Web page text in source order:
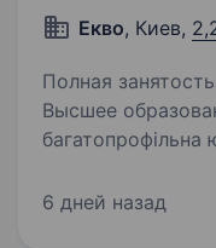
Екво, Киев,
Полная
Высшее образование. AEQUO
юридичних фірм
6 дней назад